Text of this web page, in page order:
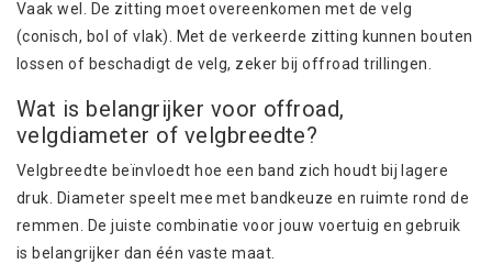
Vaak wel. De zitting moet overeenkomen met de velg
(conisch, bol of vlak). Met de verkeerde zitting kunnen bouten
lossen of beschadigt de velg, zeker bij offroad trillingen.
Wat is belangrijker voor offroad,
velgdiameter of velgbreedte?
Velgbreedte beïnvloedt hoe een band zich houdt bij lagere
druk. Diameter speelt mee met bandkeuze en ruimte rond de
remmen
. De juiste combinatie voor jouw voertuig en gebruik
is belangrijker dan één vaste maat.